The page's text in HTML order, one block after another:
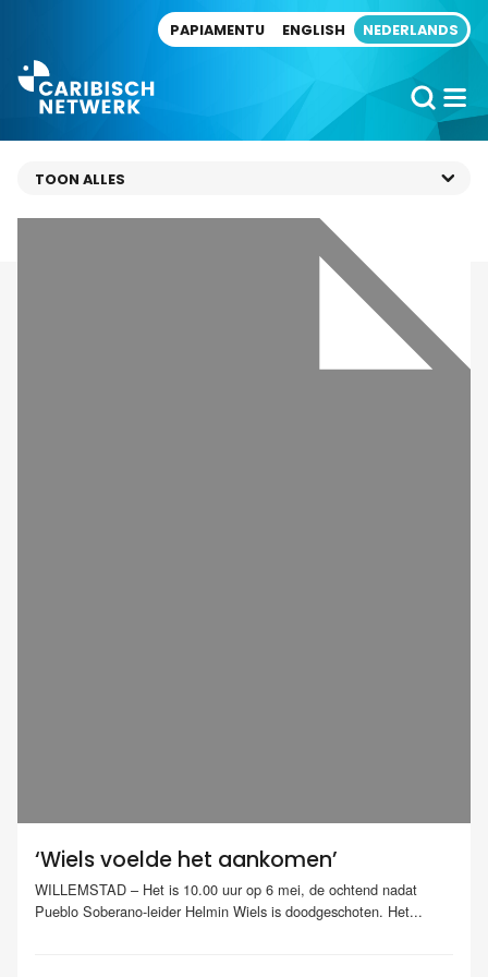
PAPIAMENTU ENGLISH NEDERLANDS
‘Wiels voelde het aankomen’
WILLEMSTAD – Het is 10.00 uur op 6 mei, de ochtend nadat
Pueblo Soberano-leider Helmin Wiels is doodgeschoten. Het...